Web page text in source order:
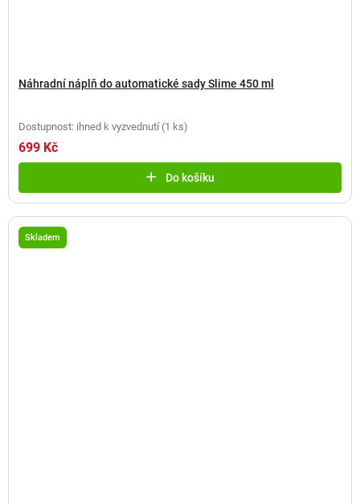
Náhradní náplň do automatické sady Slime 450 ml
Dostupnost: ihned k vyzvednutí (1 ks)
699 Kč
Do košíku
Skladem